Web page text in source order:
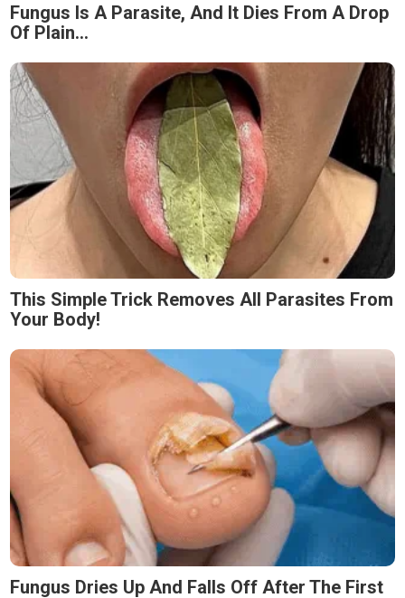
Fungus Is A Parasite, And It Dies From A Drop
Of Plain...
This Simple Trick Removes All Parasites From
Your Body!
Fungus Dries Up And Falls Off After The First